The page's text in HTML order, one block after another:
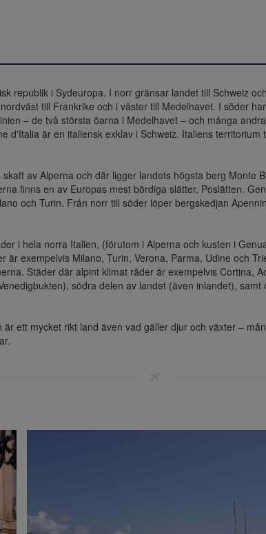
republik i Sydeuropa. I norr gränsar landet till Schweiz
till Frankrike och i väster till Medelhavet. I söder
– de två största öarna i Medelhavet – och många
d'Italia är en italiensk exklav i Schweiz. Italiens
av Alperna och där ligger landets högsta berg Monte
finns en av Europas mest bördiga slätter, Poslätten.
och Turin. Från norr till söder löper bergskedjan
i hela norra Italien, (förutom i Alperna och kusten i
exempelvis Milano, Turin, Verona, Parma, Udine och
Städer där alpint klimat råder är exempelvis Cortina,
södra delen av landet (även inlandet),
ett mycket rikt land även vad gäller djur och växter –